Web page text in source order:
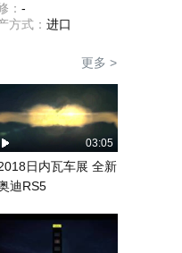
： -
方式： 进口
更多 >
03:05
日内瓦车展 全新
迪RS5